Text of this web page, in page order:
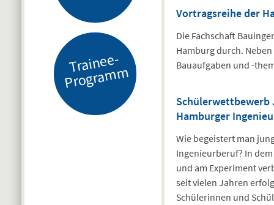
Tr
ai
n
e
e-
Pr
o
gr
a
m
m
Vortragsreihe der
Die Fachschaft
Hamburg durch.
Bauaufgaben und -
Schülerwettbewerb
Hamburger
Wie begeistert man
Ingenieurberuf? In
und am Experiment
seit vielen Jahren
Schülerinnen und